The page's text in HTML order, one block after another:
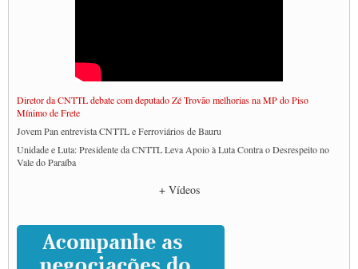
Diretor da CNTTL debate com deputado Zé Trovão melhorias na MP do Piso
Mínimo de Frete
Jovem Pan entrevista CNTTL e Ferroviários de Bauru
Unidade e Luta: Presidente da CNTTL Leva Apoio à Luta Contra o Desrespeito no
Vale do Paraíba
Caminhoneiros prometem paralisação e cobram diálogo com Lula
CNTTL e lideranças de caminhoneiros participam de debate sobre saúde nas
rodovias
+ Vídeos